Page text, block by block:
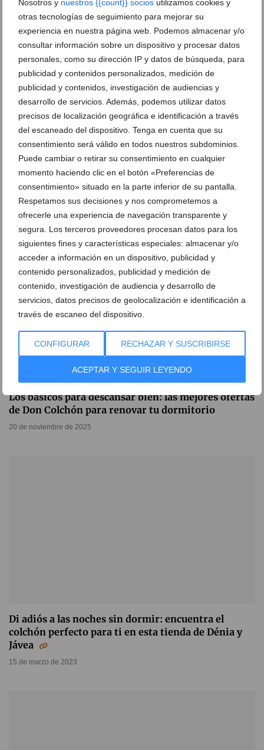
Nosotros y nuestros {{count}} socios utilizamos cookies y
otras tecnologías de seguimiento para mejorar su
experiencia en nuestra página web. Podemos almacenar y/o
consultar información sobre un dispositivo y procesar datos
personales, como su dirección IP y datos de búsqueda, para
publicidad y contenidos personalizados, medición de
publicidad y contenidos, investigación de audiencias y
desarrollo de servicios. Además, podemos utilizar datos
precisos de localización geográfica e identificación a través
del escaneado del dispositivo. Tenga en cuenta que su
consentimiento será válido en todos nuestros subdominios.
Puede cambiar o retirar su consentimiento en cualquier
momento haciendo clic en el botón «Preferencias de
consentimiento» situado en la parte inferior de su pantalla.
Respetamos sus decisiones y nos comprometemos a
ofrecerle una experiencia de navegación transparente y
segura. Los terceros proveedores procesan datos para los
siguientes fines y características especiales: almacenar y/o
acceder a información en un dispositivo, publicidad y
contenido personalizados, publicidad y medición de
contenido, investigación de audiencia y desarrollo de
servicios, datos precisos de geolocalización e identificación a
través de escaneo del dispositivo.
CONFIGURAR RECHAZAR Y SUSCRIBIRSE
ACEPTAR Y SEGUIR LEYENDO
Todo lo que necesitas para dormir bien, ahora a un
paso de ti: la reciente apertura de Don Colchón en el
centro de Dénia
04 de diciembre de 2025
Los básicos para descansar bien: las mejores ofertas
de Don Colchón para renovar tu dormitorio
20 de noviembre de 2025
Di adiós a las noches sin dormir: encuentra el
colchón perfecto para ti en esta tienda de Dénia y
Jávea
15 de marzo de 2023